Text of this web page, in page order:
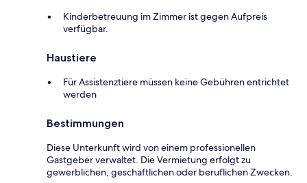
Kinderbetreuung im Zimmer ist gegen Aufpreis
verfügbar.
Haustiere
Für Assistenztiere müssen keine Gebühren entrichtet
werden
Bestimmungen
Diese Unterkunft wird von einem professionellen
Gastgeber verwaltet. Die Vermietung erfolgt zu
gewerblichen, geschäftlichen oder beruflichen Zwecken.